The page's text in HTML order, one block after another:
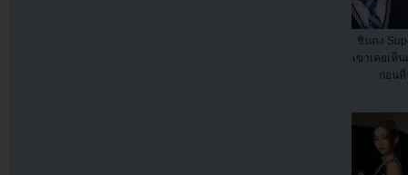
ชินดง
เขาเคยเห็
ก่อนที่